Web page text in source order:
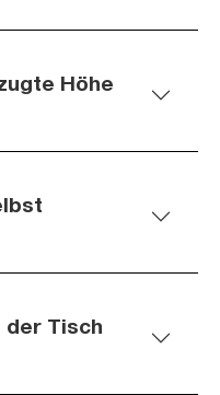
Höhe
der Tisch